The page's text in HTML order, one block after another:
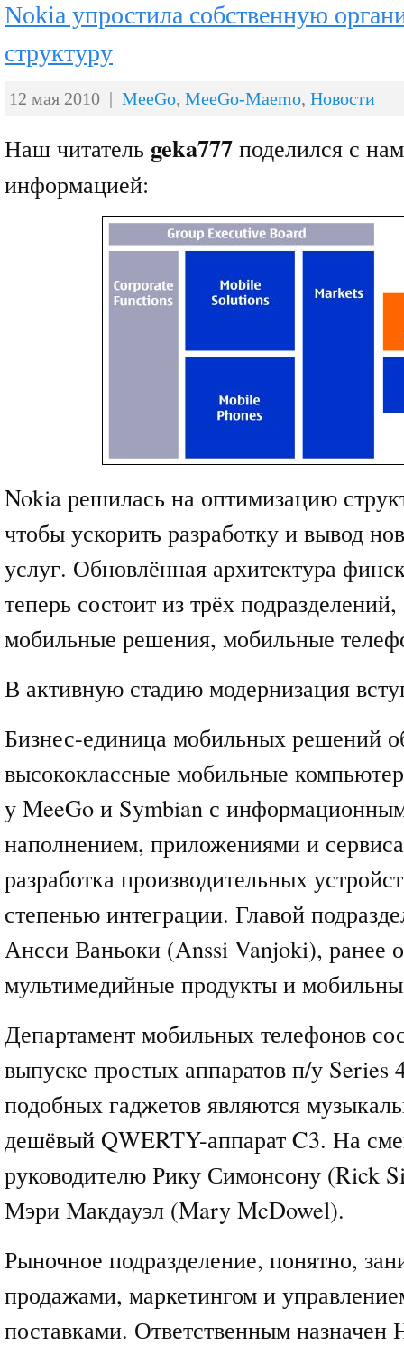
Nokia упростила собственную
структуру
12 мая 2010 | MeeGo, MeeGo-Maemo, Новости
Наш читатель geka777 поделился с
информацией:
Nokia решилась на оптимизацию
чтобы ускорить разработку и вывод
услуг. Обновлённая архитектура
теперь состоит из трёх
мобильные решения, мобильные
В активную стадию модернизация
Бизнес-единица мобильных решений
высококлассные мобильные
у MeeGo и Symbian с
наполнением, приложениями и
разработка производительных
степенью интеграции. Главой
Ансси Ваньоки (Anssi Vanjoki), ранее
мультимедийные продукты и
Департамент мобильных телефонов
выпуске простых аппаратов п/у
подобных гаджетов являются
дешёвый QWERTY-аппарат C3. На
руководителю Рику Симонсону (Rick
Мэри Макдауэл (Mary McDowel).
Рыночное подразделение, понятно,
продажами, маркетингом и
поставками. Ответственным назначен